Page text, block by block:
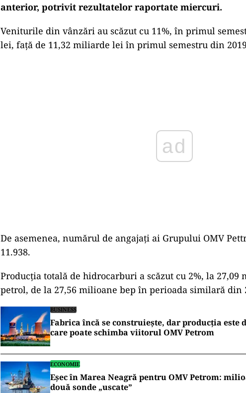
anterior, potrivit rezultatelor raportate miercuri.
Veniturile din vânzări au scăzut cu 11%, în primul
lei, faţă de 11,32 miliarde lei în primul semestru din
De asemenea, numărul de angajaţi ai Grupului OMV
11.938.
Producţia totală de hidrocarburi a scăzut cu 2%, la
petrol, de la 27,56 milioane bep în perioada similară din
BUSINESS
Fabrica încă se construiește, dar producția este
care poate schimba viitorul OMV Petrom
ECONOMIE
Eșec în Marea Neagră pentru OMV Petrom:
două sonde „uscate”